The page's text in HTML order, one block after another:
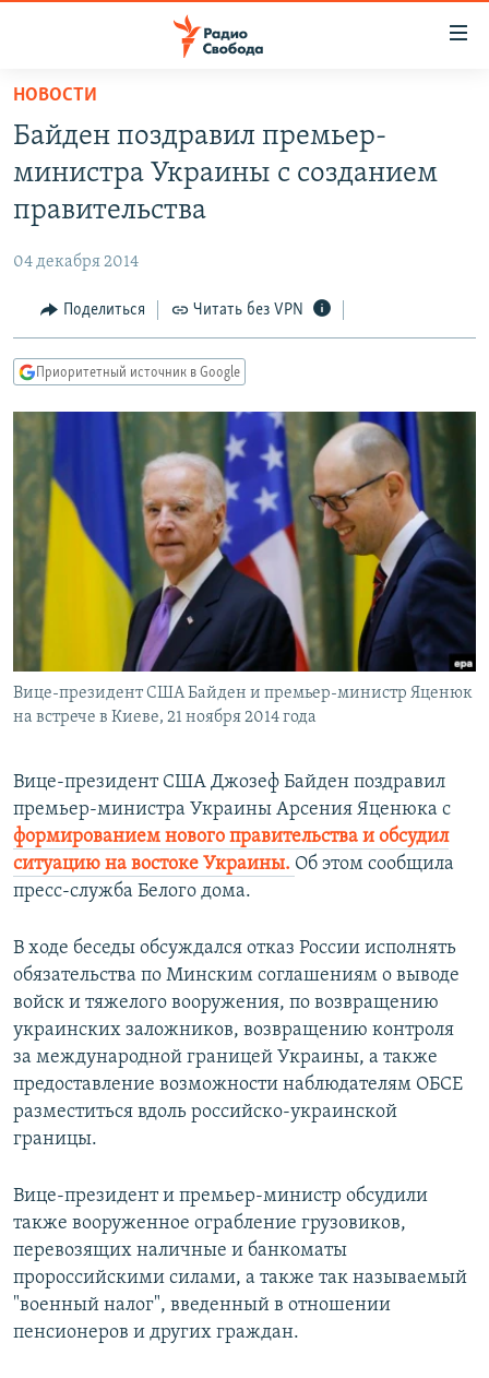
упрощенного
доступа
основному
Вернутся
Вернутся
поиску
ПОДКАСТЫ
АВТОРСКИЕ ПРОЕКТЫ
МНЕНИЯ
КУЛЬТУРА
КАВКАЗ.РЕАЛИИ
СЕВЕР.РЕАЛИИ
СИБИРЬ.РЕАЛИИ
РАСПИСАНИЕ ВЕЩАНИЯ
ПОДПИШИТЕСЬ НА РАССЫЛКУ
СОЦИАЛЬНЫЕ СЕТИ
НОВОСТИ
Байден поздравил премьер-
министра Украины с созданием
правительства
04 декабря 2014
Поделиться Читать без VPN
Приоритетный источник в Google
Вице-президент США Байден и премьер-министр Яценюк
на встрече в Киеве, 21 ноября 2014 года
Вице-президент США Джозеф Байден поздравил
премьер-министра Украины Арсения Яценюка с
формированием нового правительства и обсудил
ситуацию на востоке Украины. Об этом сообщила
пресс-служба Белого дома.
В ходе беседы обсуждался отказ России исполнять
обязательства по Минским соглашениям о выводе
войск и тяжелого вооружения, по возвращению
украинских заложников, возвращению контроля
за международной границей Украины, а также
предоставление возможности наблюдателям ОБСЕ
разместиться вдоль российско-украинской
границы.
Вице-президент и премьер-министр обсудили
также вооруженное ограбление грузовиков,
перевозящих наличные и банкоматы
пророссийскими силами, а также так называемый
"военный налог", введенный в отношении
пенсионеров и других граждан.